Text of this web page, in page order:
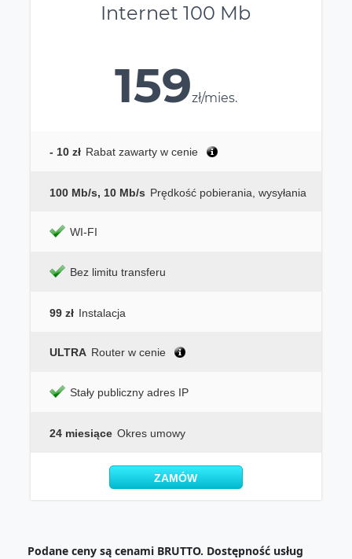
Internet 100 Mb
159zł/mies.
- 10 zł Rabat zawarty w cenie
100 Mb/s, 10 Mb/s Prędkość pobierania, wysyłania
WI-FI
Bez limitu transferu
99 zł Instalacja
ULTRA Router w cenie
Stały publiczny adres IP
24 miesiące Okres umowy
ZAMÓW
Podane ceny są cenami BRUTTO. Dostępność usług